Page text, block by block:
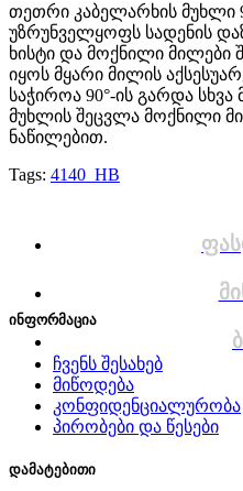
თეთრი კაბელარხის მუხლი
უზრუნველყოფს სადენის
ხისტი და მოქნილი მილები
იყოს მყარი მილის
საჭიროა 90°-ის გარდა
მუხლის შეცვლა მოქნილი
ნაწილებით.
Tags: 4140_HB
ინფორმაცია
ჩვენს შესახებ
მიწოდება
კონფიდენციალურობა
პირობები და წესები
დამატებითი